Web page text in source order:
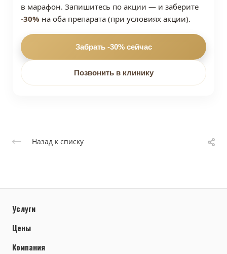
в марафон. Запишитесь по акции — и заберите
-30% на оба препарата (при условиях акции).
Забрать -30% сейчас
Позвонить в клинику
Назад к списку
Услуги
Цены
Компания